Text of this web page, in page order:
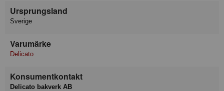
Ursprungsland
Sverige
Varumärke
Delicato
Konsumentkontakt
Delicato bakverk AB